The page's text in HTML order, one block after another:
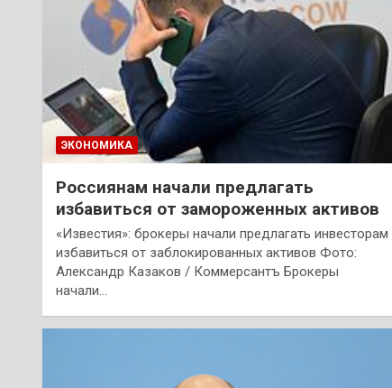
ЭКОНОМИКА
Россиянам начали предлагать
избавиться от замороженных активов
«Известия»: брокеры начали предлагать инвесторам
избавиться от заблокированных активов Фото:
Александр Казаков / Коммерсантъ Брокеры
начали…